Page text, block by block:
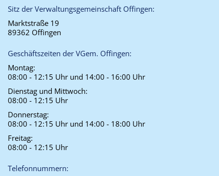
Sitz der Verwaltungsgemeinschaft Offingen:
Marktstraße 19
89362 Offingen
Geschäftszeiten der VGem. Offingen:
Montag:
08:00 - 12:15 Uhr und 14:00 - 16:00 Uhr
Dienstag und Mittwoch:
08:00 - 12:15 Uhr
Donnerstag:
08:00 - 12:15 Uhr und 14:00 - 18:00 Uhr
Freitag:
08:00 - 12:15 Uhr
Telefonnummern: